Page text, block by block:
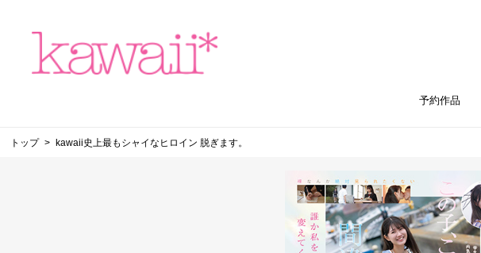
予約作品
トップ kawaii史上最もシャイなヒロイン 脱ぎます。